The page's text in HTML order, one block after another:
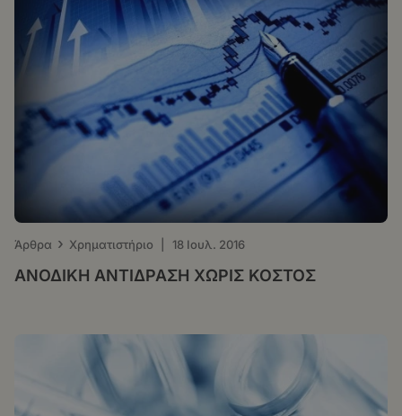
Άρθρα › Χρηματιστήριο 18 Ιουλ. 2016
ΑΝΟΔΙΚΗ ΑΝΤΙΔΡΑΣΗ ΧΩΡΙΣ ΚΟΣΤΟΣ